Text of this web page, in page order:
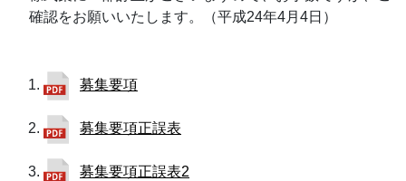
確認をお願いいたします。（平成24年4月4日）
募集要項
募集要項正誤表
募集要項正誤表2